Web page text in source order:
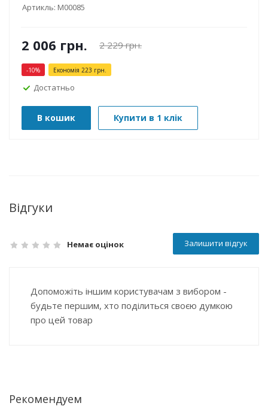
Артикль: М00085
2 006 грн. 2 229грн.
-10% Економія 223 грн.
Достатньо
В кошик Купити в 1 клік
Відгуки
Немає оцінок Залишити відгук
Допоможіть іншим користувачам з вибором -
будьте першим, хто поділиться своєю думкою
про цей товар
Рекомендуем